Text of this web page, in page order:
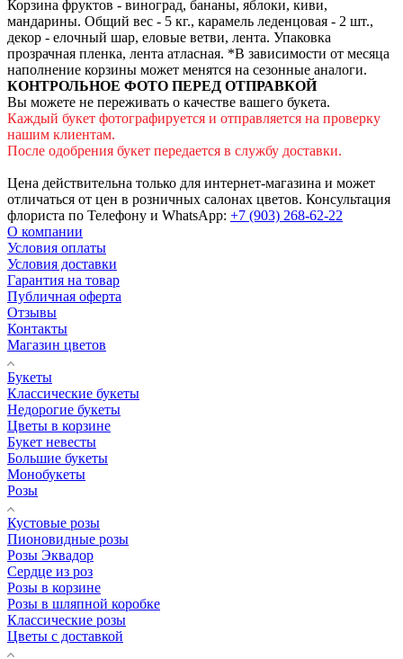
Корзина фруктов - виноград, бананы, яблоки, киви,
мандарины. Общий вес - 5 кг., карамель леденцовая - 2 шт.,
декор - елочный шар, еловые ветви, лента. Упаковка
прозрачная пленка, лента атласная. *В зависимости от месяца
наполнение корзины может менятся на сезонные аналоги.
КОНТРОЛЬНОЕ ФОТО ПЕРЕД ОТПРАВКОЙ
Вы можете не переживать о качестве вашего букета.
Каждый букет фотографируется и отправляется на проверку
нашим клиентам.
После одобрения букет передается в службу доставки.
Цена действительна только для интернет-магазина и может
отличаться от цен в розничных салонах цветов. Консультация
флориста по Телефону и WhatsApp: +7 (903) 268-62-22
О компании
Условия оплаты
Условия доставки
Гарантия на товар
Публичная оферта
Отзывы
Контакты
Магазин цветов
Букеты
Классические букеты
Недорогие букеты
Цветы в корзине
Букет невесты
Большие букеты
Монобукеты
Розы
Кустовые розы
Пионовидные розы
Розы Эквадор
Сердце из роз
Розы в корзине
Розы в шляпной коробке
Классические розы
Цветы с доставкой